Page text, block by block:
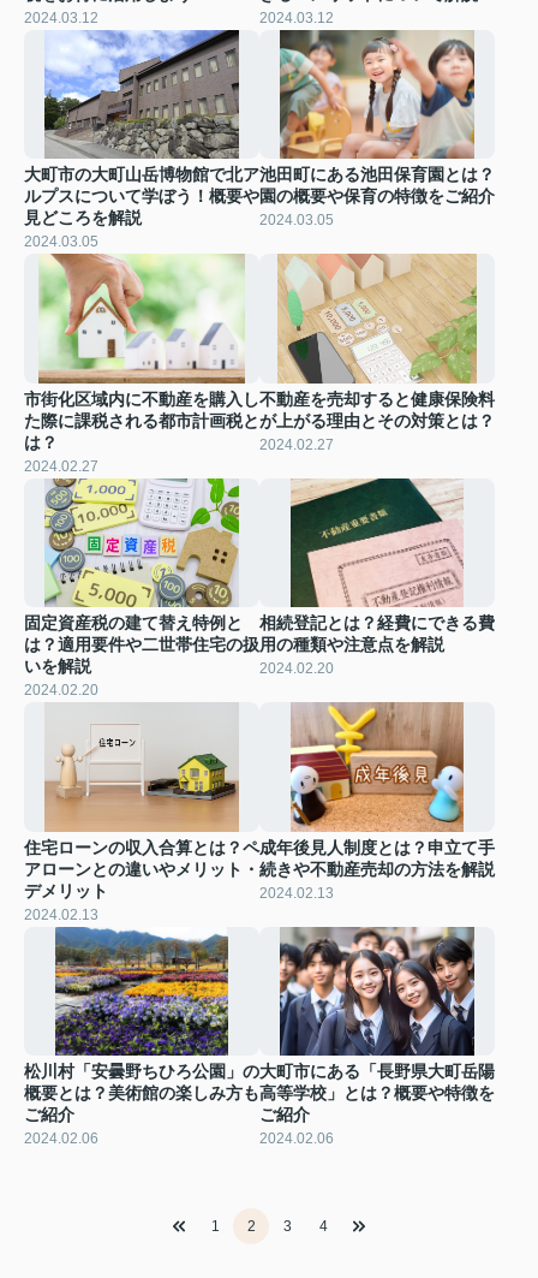
2024.03.12 2024.03.12
大町市の大町山岳博物館で北ア
ルプスについて学ぼう！概要や
見どころを解説
2024.03.05
池田町にある池田保育園とは？
園の概要や保育の特徴をご紹介
2024.03.05
市街化区域内に不動産を購入し
た際に課税される都市計画税と
は？
2024.02.27
不動産を売却すると健康保険料
が上がる理由とその対策とは？
2024.02.27
固定資産税の建て替え特例と
は？適用要件や二世帯住宅の扱
いを解説
2024.02.20
相続登記とは？経費にできる費
用の種類や注意点を解説
2024.02.20
住宅ローンの収入合算とは？ペ
アローンとの違いやメリット・
デメリット
2024.02.13
成年後見人制度とは？申立て手
続きや不動産売却の方法を解説
2024.02.13
松川村「安曇野ちひろ公園」の
概要とは？美術館の楽しみ方も
ご紹介
2024.02.06
大町市にある「長野県大町岳陽
高等学校」とは？概要や特徴を
ご紹介
2024.02.06
1 2 3 4